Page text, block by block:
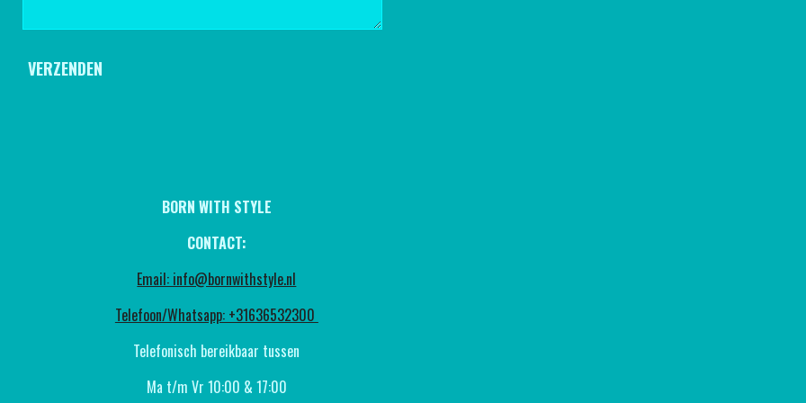
VERZENDEN
BORN WITH STYLE
CONTACT:
Email: info@bornwithstyle.nl
Telefoon/Whatsapp: +31636532300
Telefonisch bereikbaar tussen
Ma t/m Vr 10:00 & 17:00